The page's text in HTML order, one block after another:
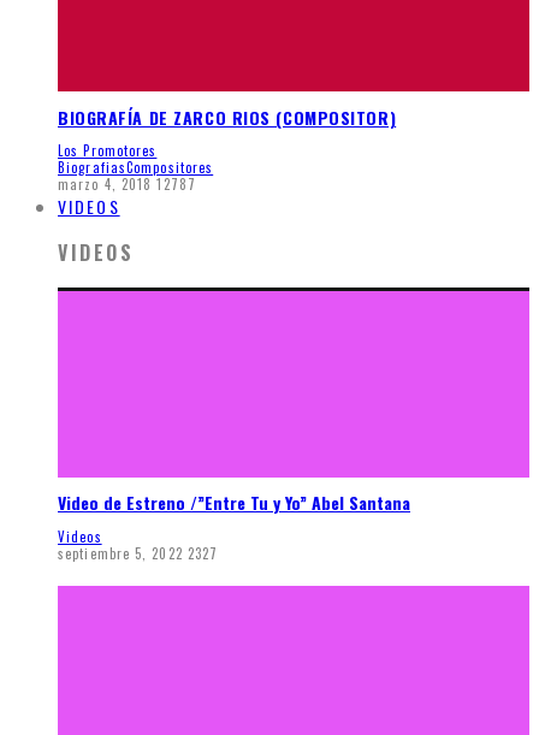
BIOGRAFÍA DE ZARCO RIOS (COMPOSITOR)
Los Promotores
BiografiasCompositores
marzo 4, 2018 12787
VIDEOS
VIDEOS
Video de Estreno /”Entre Tu y Yo” Abel Santana
Videos
septiembre 5, 2022 2327